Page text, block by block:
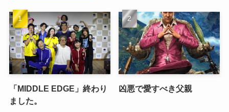
「MIDDLE EDGE」終わり
ました。
凶悪で愛すべき父親